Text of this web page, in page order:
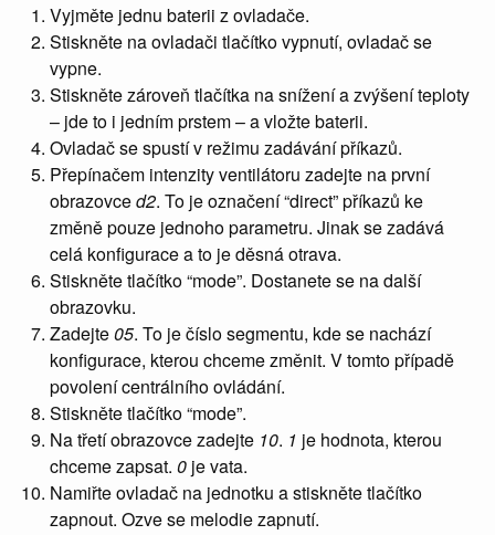
Vyjměte jednu baterii z ovladače.
Stiskněte na ovladači tlačítko vypnutí, ovladač se
vypne.
Stiskněte zároveň tlačítka na snížení a zvýšení teploty
– jde to i jedním prstem – a vložte baterii.
Ovladač se spustí v režimu zadávání příkazů.
Přepínačem intenzity ventilátoru zadejte na první
obrazovced2. To je označení “direct” příkazů ke
změně pouze jednoho parametru. Jinak se zadává
celá konfigurace a to je děsná otrava.
Stiskněte tlačítko “mode”. Dostanete se na další
obrazovku.
Zadejte05. To je číslo segmentu, kde se nachází
konfigurace, kterou chceme změnit. V tomto případě
povolení centrálního ovládání.
Stiskněte tlačítko “mode”.
Na třetí obrazovce zadejte 10. 1 je hodnota, kterou
chceme zapsat. 0 je vata.
Namiřte ovladač na jednotku a stiskněte tlačítko
zapnout. Ozve se melodie zapnutí.